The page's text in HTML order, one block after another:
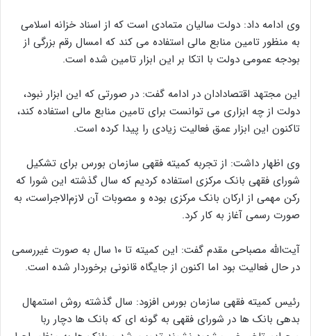
وی ادامه داد: دولت سالیان متمادی است که از اسناد خزانه اسلامی
به منظور تامین منابع مالی استفاده می کند که امسال رقم بزرگی از
بودجه عمومی دولت با اتکا بر این ابزار تامین شده است.
این مجتهد اقتصادادان در ادامه گفت: در صورتی که این ابزار نبود،
دولت از چه ابزاری می توانست برای تامین منابع مالی استفاده کند،
تاکنون این ابزار عمق فعالیت زیادی را پیدا کرده است.
وی اظهار داشت: از تجربه کمیته فقهی سازمان بورس برای تشکیل
شورای فقهی بانک مرکزی استفاده کردیم که سال گذشته این شورا که
رکن مهمی از ارکان بانک مرکزی بوده و مصوبات آن لازم‌الاجراست، به
صورت رسمی آغاز به کار کرد.
آیت‌الله مصباحی مقدم گفت: این کمیته تا ١٠ سال به صورت غیررسمی
در حال فعالیت بود اما اکنون از جایگاه قانونی برخوردار شده است.
رئیس کمیته فقهی سازمان بورس افزود: سال گذشته روش استمهال
بدهی بانک ها در شورای فقهی به گونه ای که بانک ها دچار ربا